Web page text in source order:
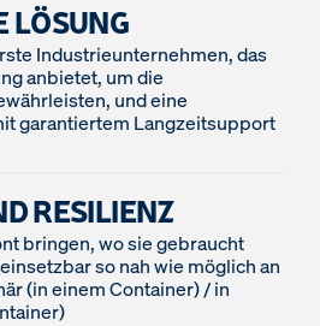
LÖSUNG
Industrieunternehmen, das
anbietet, um die
und eine
garantiertem Langzeitsupport
RESILIENZ
bringen, wo sie gebraucht
so nah wie möglich an
(in einem Container) / in